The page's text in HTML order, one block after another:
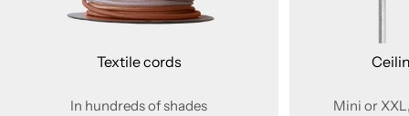
Textile cords
In hundreds of shades Mini or